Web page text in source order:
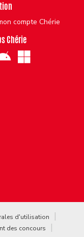
compte Chérie
Chérie
d'utilisation
des concours